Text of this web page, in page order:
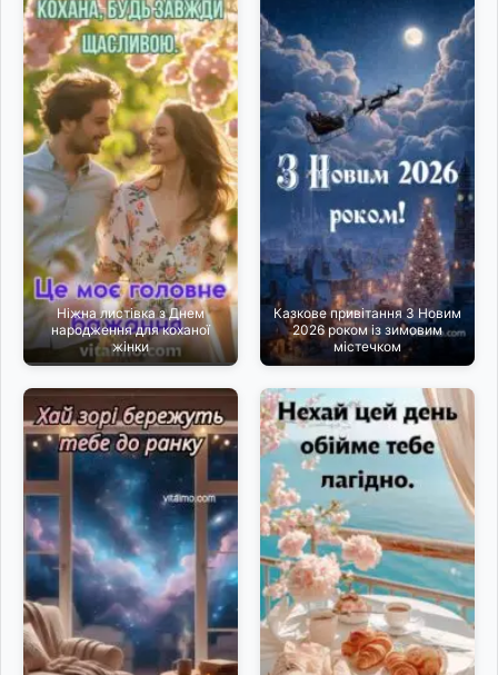
Ніжна листівка з Днем
народження для коханої
жінки
Казкове привітання З Новим
2026 роком із зимовим
містечком